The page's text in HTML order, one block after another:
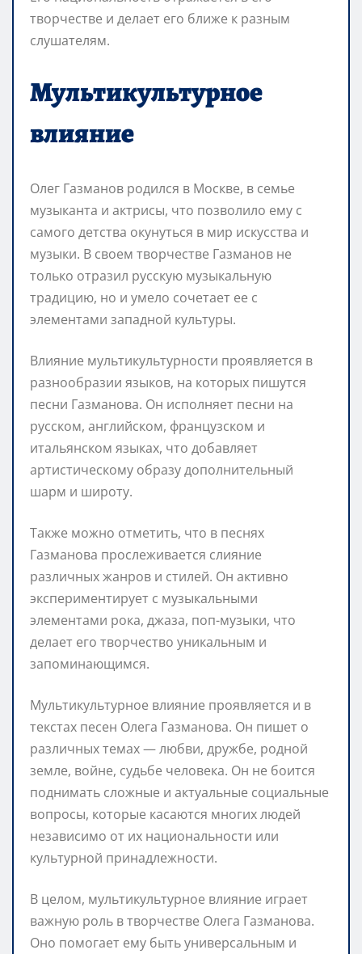
творчестве и делает его ближе к разным
слушателям.
Мультикультурное
влияние
Олег Газманов родился в Москве, в семье
музыканта и актрисы, что позволило ему с
самого детства окунуться в мир искусства и
музыки. В своем творчестве Газманов не
только отразил русскую музыкальную
традицию, но и умело сочетает ее с
элементами западной культуры.
Влияние мультикультурности проявляется в
разнообразии языков, на которых пишутся
песни Газманова. Он исполняет песни на
русском, английском, французском и
итальянском языках, что добавляет
артистическому образу дополнительный
шарм и широту.
Также можно отметить, что в песнях
Газманова прослеживается слияние
различных жанров и стилей. Он активно
экспериментирует с музыкальными
элементами рока, джаза, поп-музыки, что
делает его творчество уникальным и
запоминающимся.
Мультикультурное влияние проявляется и в
текстах песен Олега Газманова. Он пишет о
различных темах — любви, дружбе, родной
земле, войне, судьбе человека. Он не боится
поднимать сложные и актуальные социальные
вопросы, которые касаются многих людей
независимо от их национальности или
культурной принадлежности.
В целом, мультикультурное влияние играет
важную роль в творчестве Олега Газманова.
Оно помогает ему быть универсальным и